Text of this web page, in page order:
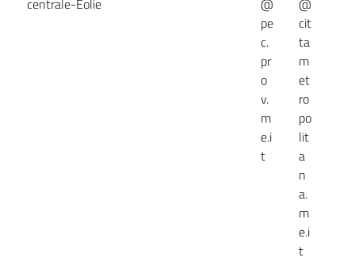
centrale-Eolie
@
pe
c.
pr
o
v.
m
e.i
t
@
cit
ta
m
et
ro
po
lit
a
n
a.
m
e.i
t